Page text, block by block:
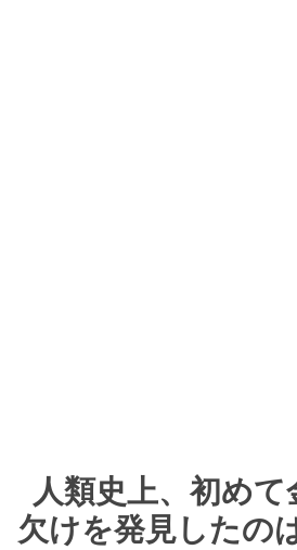
人類史上、初めて
欠けを発見したの